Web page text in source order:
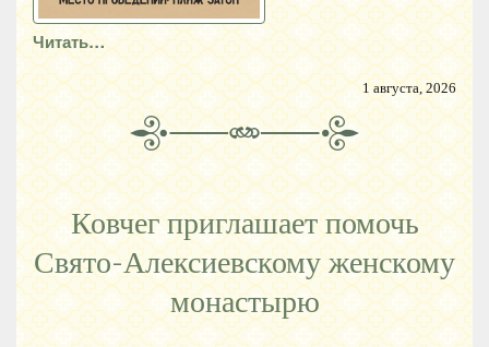
Читать…
1 августа, 2026
Ковчег приглашает помочь
Свято-Алексиевскому женскому
монастырю